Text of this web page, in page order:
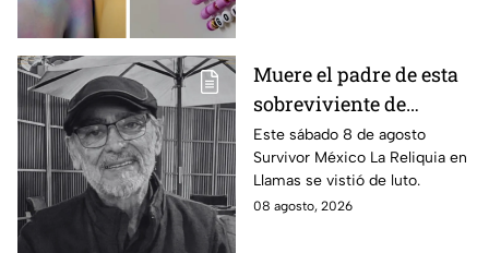
Muere el padre de esta
sobreviviente de
Survivor México La
Reliquia en Llamas
Este sábado 8 de agosto
Survivor México La Reliquia en
Llamas se vistió de luto.
08 agosto, 2026